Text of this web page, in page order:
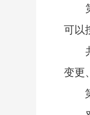
第
可以
共
变更
第